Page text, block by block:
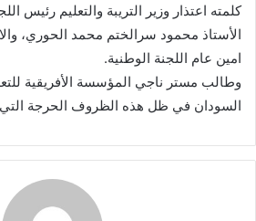
كلمته اعتذار وزير التريبة والتعليم رئيس
الأستاذ محمود سرالختم محمد الحوري،
امين عام اللجنة الوطنية.
وطالب مستر ناجي المؤسسة الأفريقية
السودان في ظل هذه الظروف الحرجة التي